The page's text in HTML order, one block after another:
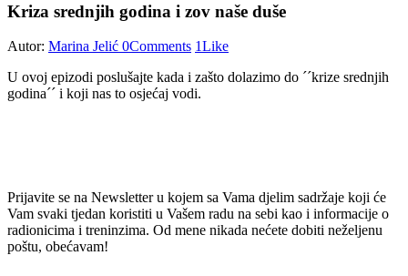
Kriza srednjih godina i zov naše duše
Autor: Marina Jelić 0Comments 1Like
U ovoj epizodi poslušajte kada i zašto dolazimo do ´´krize srednjih
godina´´ i koji nas to osjećaj vodi.
Prijavite se na Newsletter u kojem sa Vama djelim sadržaje koji će
Vam svaki tjedan koristiti u Vašem radu na sebi kao i informacije o
radionicima i treninzima. Od mene nikada nećete dobiti neželjenu
poštu, obećavam!